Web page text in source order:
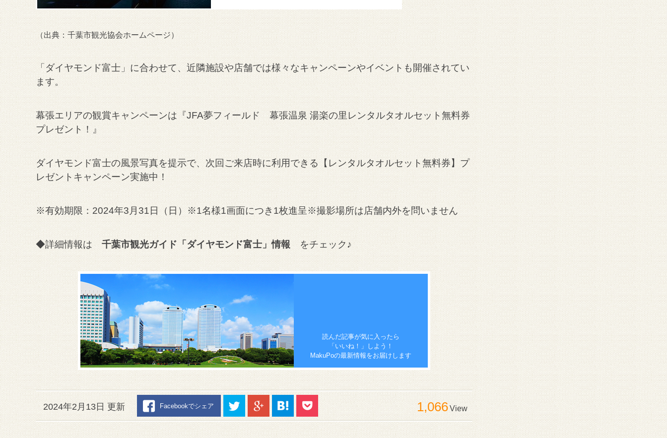
（出典： 千葉市観光協会ホームページ）
「ダイヤモンド富士」に合わせて、近隣施設や店舗では様々なキャンペーンやイベントも開催されてい
ます。
幕張エリアの観賞キャンペーンは『JFA夢フィールド 幕張温泉 湯楽の里レンタルタオルセット無料券
プレゼント！』
ダイヤモンド富士の風景写真を提示で、次回ご来店時に利用できる【レンタルタオルセット無料券】プ
レゼントキャンペーン実施中！
※有効期限：2024年3月31日（日） ※1名様1画面につき1枚進呈※撮影場所は店舗内外を問いません
◆詳細情報は 千葉市観光ガイド「ダイヤモンド富士」情報 をチェック♪
読んだ記事が気に入ったら
「いいね！」しよう！
MakuPoの最新情報をお届けします
2024年2月13日 更新 Facebookでシェア 1,066View